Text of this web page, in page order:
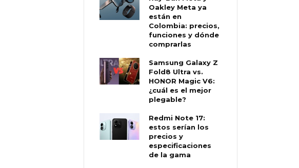
Oakley Meta ya
están en
Colombia: precios,
funciones y dónde
comprarlas
Samsung Galaxy Z
Fold8 Ultra vs.
HONOR Magic V6:
¿cuál es el mejor
plegable?
Redmi Note 17:
estos serían los
precios y
especificaciones
de la gama